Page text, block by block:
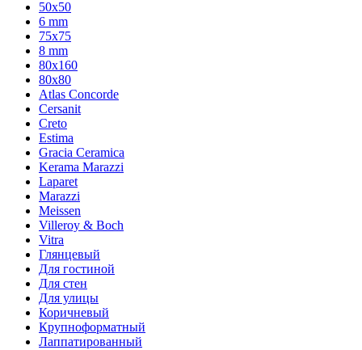
50x50
6 mm
75х75
8 mm
80x160
80x80
Atlas Concorde
Cersanit
Creto
Estima
Gracia Ceramica
Kerama Marazzi
Laparet
Marazzi
Meissen
Villeroy & Boch
Vitra
Глянцевый
Для гостиной
Для стен
Для улицы
Коричневый
Крупноформатный
Лаппатированный